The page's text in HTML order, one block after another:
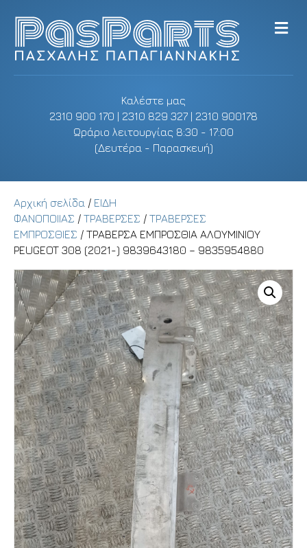
Καλέστε μας
2310 900 170 | 2310 829 327 | 2310 900178
Ωράριο λειτουργίας 8:30 - 17:00
(Δευτέρα - Παρασκευή)
M
e
Αρχική σελίδα / ΕΙΔΗ
ΦΑΝΟΠΟΙΙΑΣ / ΤΡΑΒΕΡΣΕΣ / ΤΡΑΒΕΡΣΕΣ
ΕΜΠΡΟΣΘΙΕΣ / ΤΡΑΒΕΡΣΑ ΕΜΠΡΟΣΘΙΑ ΑΛΟΥΜΙΝΙΟΥ
PEUGEOT 308 (2021-) 9839643180 – 9835954880